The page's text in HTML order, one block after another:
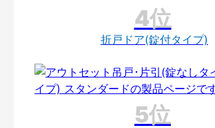
折戸ドア(錠付タイプ)